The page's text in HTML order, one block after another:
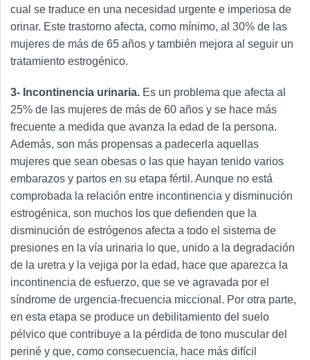
cual se traduce en una necesidad urgente e imperiosa de
orinar. Este trastorno afecta, como mínimo, al 30% de las
mujeres de más de 65 años y también mejora al seguir un
tratamiento estrogénico.
3- Incontinencia urinaria. Es un problema que afecta al
25% de las mujeres de más de 60 años y se hace más
frecuente a medida que avanza la edad de la persona.
Además, son más propensas a padecerla aquellas
mujeres que sean obesas o las que hayan tenido varios
embarazos y partos en su etapa fértil. Aunque no está
comprobada la relación entre incontinencia y disminución
estrogénica, son muchos los que defienden que la
disminución de estrógenos afecta a todo el sistema de
presiones en la vía urinaria lo que, unido a la degradación
de la uretra y la vejiga por la edad, hace que aparezca la
incontinencia de esfuerzo, que se ve agravada por el
síndrome de urgencia-frecuencia miccional. Por otra parte,
en esta etapa se produce un debilitamiento del suelo
pélvico que contribuye a la pérdida de tono muscular del
periné y que, como consecuencia, hace más difícil